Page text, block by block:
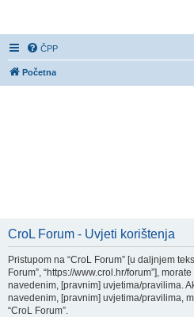
ČPP
Početna
CroL Forum - Uvjeti korištenja
Pristupom na “CroL Forum” [u daljnjem
Forum”, “https://www.crol.hr/forum”],
navedenim, [pravnim] uvjetima/pravilima.
navedenim, [pravnim] uvjetima/pravilima,
“CroL Forum”.